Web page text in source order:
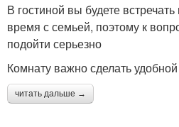
В гостиной вы будете
время с семьей, поэтому к
подойти серьезно
Комнату важно сделать
читать дальше →